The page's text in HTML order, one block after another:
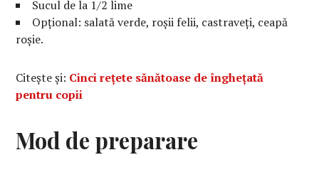
Sucul de la 1/2 lime
Opțional: salată verde, roșii felii, castraveți, ceapă
roșie.
Citește și: Cinci rețete sănătoase de înghețată
pentru copii
Mod de preparare